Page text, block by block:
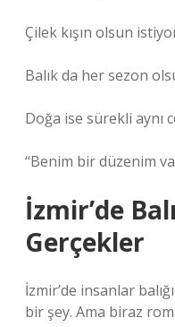
Çilek kışın olsun
Balık da her sezon
Doğa ise sürekli aynı
“Benim bir düzenim
İzmir’de
Gerçekler
İzmir’de insanlar
bir şey. Ama biraz